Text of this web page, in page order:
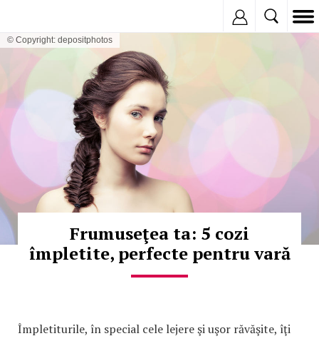
© Copyright: depositphotos
Frumuseţea ta: 5 cozi
împletite, perfecte pentru vară
Împletiturile, în special cele lejere şi uşor răvăşite, îţi